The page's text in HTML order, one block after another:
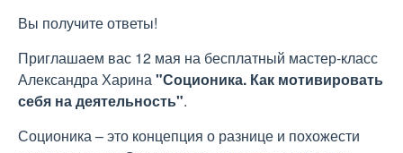
Вы получите ответы!
Приглашаем вас 12 мая на бесплатный мастер-класс
Александра Харина"Соционика. Как мотивировать
себя на деятельность".
Соционика – это концепция о разнице и похожести